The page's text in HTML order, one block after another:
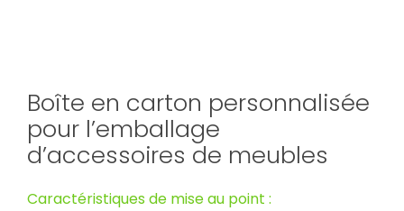
Boîte en carton personnalisée
pour l’emballage
d’accessoires de meubles
Caractéristiques de mise au point :